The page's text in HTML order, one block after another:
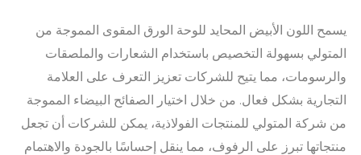
يسمح اللون الأبيض المحايد للوحة الورق المقوى المموجة من
المتولي بسهولة التخصيص باستخدام الشعارات والملصقات
والرسومات، مما يتيح للشركات تعزيز التعرف على العلامة
التجارية بشكل فعال. من خلال اختيار الصفائح البيضاء المموجة
من شركة المتولي للمنتجات الفولاذية، يمكن للشركات أن تجعل
منتجاتها تبرز على الرفوف، مما ينقل إحساسًا بالجودة والاهتمام